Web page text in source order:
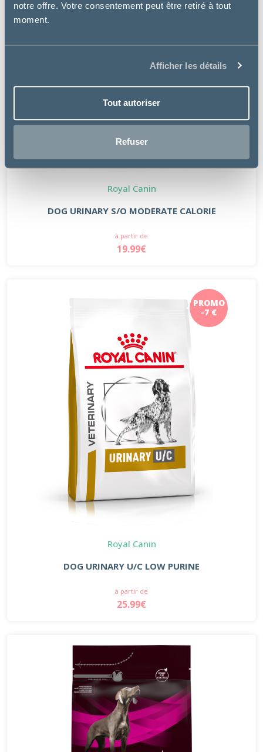
notre offre. Votre consentement peut être retiré à tout
moment.
Afficher les détails
Tout autoriser
Refuser
Royal Canin
DOG URINARY S/O MODERATE CALORIE
à partir de
19.99€
PROMO
-7 €
Royal Canin
DOG URINARY U/C LOW PURINE
à partir de
25.99€